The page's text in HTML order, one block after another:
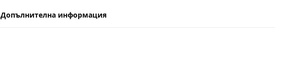
Допълнителна информация